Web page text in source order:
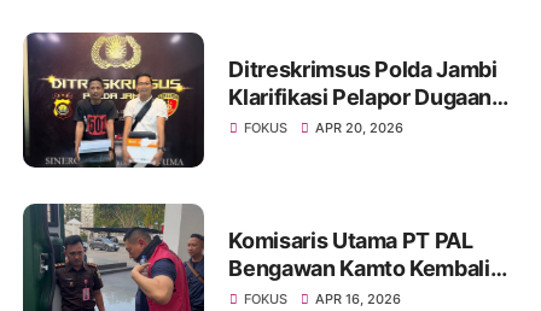
Ditreskrimsus Polda Jambi
Klarifikasi Pelapor Dugaan
Korupsi Proyek IT Bank 9
FOKUS APR 20, 2026
Komisaris Utama PT PAL
Bengawan Kamto Kembali
Ditahan, Status Berubah dari
FOKUS APR 16, 2026